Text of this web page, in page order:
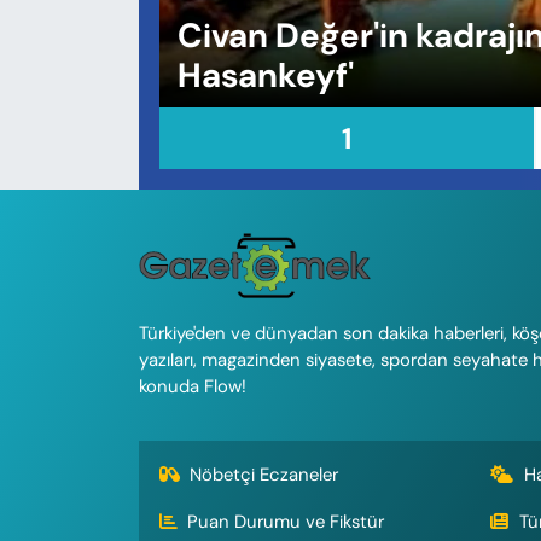
Civan Değer'in
Hasankeyf'
1
Türkiye'den ve dünyadan son dakika haberleri,
yazıları, magazinden siyasete, spordan seyahate
konuda Flow!
Nöbetçi Eczaneler
Puan Durumu ve Fikstür
KÜLTÜR-SANAT
MAGAZİN
YAZAR KÖŞESİ
SİYASET